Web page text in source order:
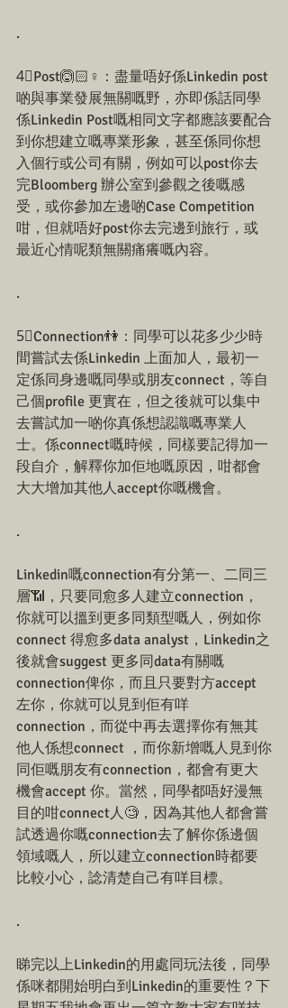
.
4⃣Post🙆🏻♀：盡量唔好係Linkedin post
啲與事業發展無關嘅野，亦即係話同學
係Linkedin Post嘅相同文字都應該要配合
到你想建立嘅專業形象，甚至係同你想
入個行或公司有關，例如可以post你去
完Bloomberg 辦公室到參觀之後嘅感
受，或你參加左邊啲Case Competition
咁，但就唔好post你去完邊到旅行，或
最近心情呢類無關痛癢嘅內容。
.
5⃣Connection👫：同學可以花多少少時
間嘗試去係Linkedin 上面加人，最初一
定係同身邊嘅同學或朋友connect，等自
己個profile 更實在，但之後就可以集中
去嘗試加一啲你真係想認識嘅專業人
士。係connect嘅時候，同樣要記得加一
段自介，解釋你加佢地嘅原因，咁都會
大大增加其他人accept你嘅機會。
.
Linkedin嘅connection有分第一、二同三
層📶，只要同愈多人建立connection，
你就可以搵到更多同類型嘅人，例如你
connect 得愈多data analyst，Linkedin之
後就會suggest 更多同data有關嘅
connection俾你，而且只要對方accept
左你，你就可以見到佢有咩
connection，而從中再去選擇你有無其
他人係想connect ，而你新增嘅人見到你
同佢嘅朋友有connection，都會有更大
機會accept 你。當然，同學都唔好漫無
目的咁connect人🧐，因為其他人都會嘗
試透過你嘅connection去了解你係邊個
領域嘅人，所以建立connection時都要
比較小心，諗清楚自己有咩目標。
.
睇完以上Linkedin的用處同玩法後，同學
係咪都開始明白到Linkedin的重要性？下